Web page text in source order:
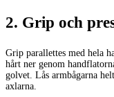
2. Grip och
Grip parallettes med hela
hårt ner genom
golvet. Lås armbågarna
axlarna.